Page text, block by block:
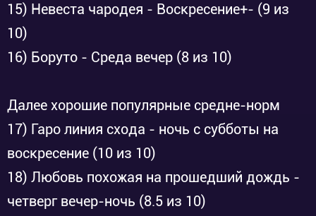
15) Невеста чародея - Воскресение+- (9 из
10)
16) Боруто - Среда вечер (8 из 10)
Далее хорошие популярные средне-норм
17) Гаро линия схода - ночь с субботы на
воскресение (10 из 10)
18) Любовь похожая на прошедший дождь -
четверг вечер-ночь (8.5 из 10)